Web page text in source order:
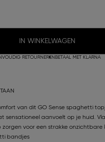
IN WINKELWAGEN
RETOURNEREN BETAAL MET KLARNA
van dit GO Sense spaghetti
sensationeel aanvoelt op je huid.
voor een strakke onzichtbare
bandjes